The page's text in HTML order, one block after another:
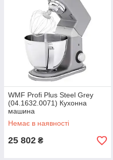
WMF Profi Plus Steel Grey
(04.1632.0071) Кухонна
машина
Немає в наявності
25 802 ₴